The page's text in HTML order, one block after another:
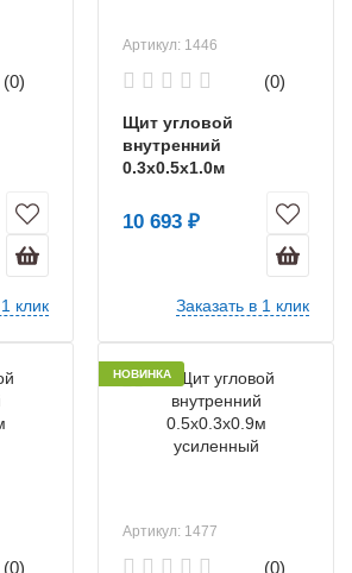
(0)
клик
Артикул: 1446
(0)
Щит угловой
внутренний
0.3х0.5х1.0м
10 693 ₽
Заказать в 1 клик
(0)
НОВИНКА
Артикул: 1477
(0)